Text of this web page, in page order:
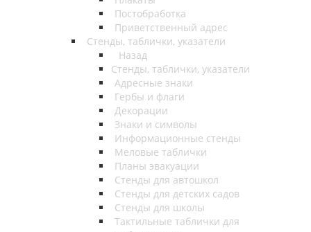
Постобработка
Приветственный адрес
Стенды, таблички, указатели
Назад
Стенды, таблички, указатели
Адресные знаки
Гербы и флаги
Декорации
Знаки и символы
Информационные стенды
Меловые таблички
Планы эвакуации
Стенды для автошкол
Стенды для детских садов
Стенды для школы
Тактильные таблички для